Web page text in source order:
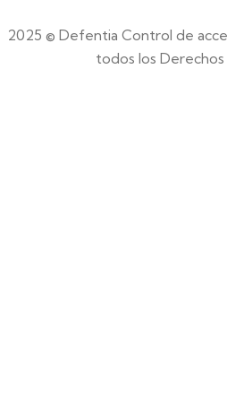
2025 © Defentia Control de
todos los Derechos